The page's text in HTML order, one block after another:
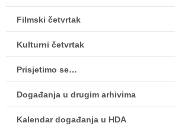
Filmski četvrtak
Kulturni četvrtak
Prisjetimo se…
Događanja u drugim arhivima
Kalendar događanja u HDA